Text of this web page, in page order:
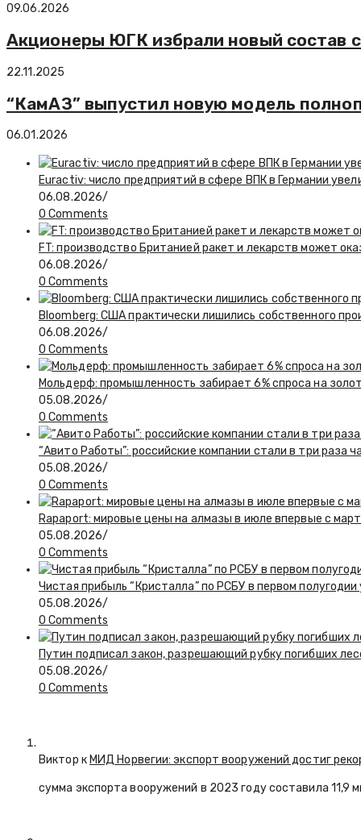
09.06.2026
Акционеры ЮГК избрали новый состав
22.11.2025
“КамАЗ” выпустил новую модель
06.01.2026
Euractiv: число предприятий в сфере ВПК в Германии
06.08.2026/
0 Comments
FT: производство Британией ракет и лекарств может
06.08.2026/
0 Comments
Bloomberg: США практически лишились собственного
06.08.2026/
0 Comments
Мольдерф: промышленность забирает 6% спроса на
05.08.2026/
0 Comments
“Авито Работы”: российские компании стали в три раза
05.08.2026/
0 Comments
Rapaport: мировые цены на алмазы в июле впервые с
05.08.2026/
0 Comments
Чистая прибыль “Кристалла” по РСБУ в первом полугодии
05.08.2026/
0 Comments
Путин подписал закон, разрешающий рубку погибших
05.08.2026/
0 Comments
Виктор кМИД Норвегии: экспорт вооружений достиг
сумма экспорта вооружений в 2023 году составила 11,9